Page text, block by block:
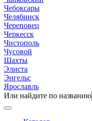
Чебоксары
Челябинск
Череповец
Черкесск
Чистополь
Чусовой
Шахты
Элиста
Энгельс
Ярославль
Или найдите по названию